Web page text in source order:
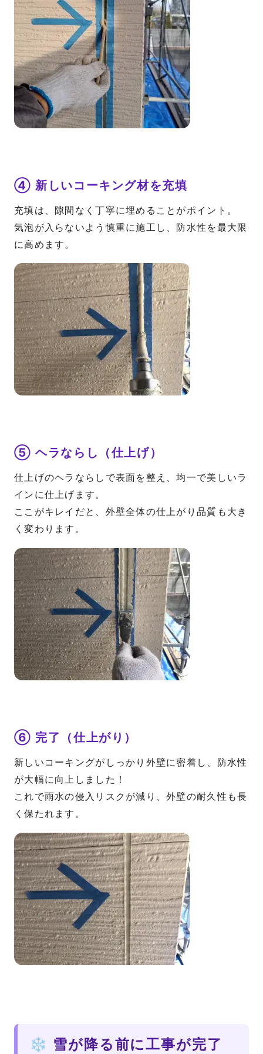
④ 新しいコーキング材を充填
充填は、隙間なく丁寧に埋めることがポイント。
気泡が入らないよう慎重に施工し、防水性を最大限
に高めます。
⑤ ヘラならし（仕上げ）
仕上げのヘラならしで表面を整え、均一で美しいラ
インに仕上げます。
ここがキレイだと、外壁全体の仕上がり品質も大き
く変わります。
⑥ 完了（仕上がり）
新しいコーキングがしっかり外壁に密着し、防水性
が大幅に向上しました！
これで雨水の侵入リスクが減り、外壁の耐久性も長
く保たれます。
❄ 雪が降る前に工事が完了